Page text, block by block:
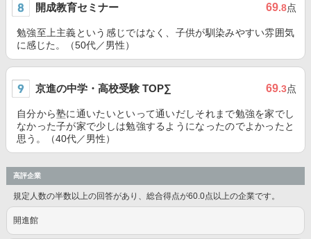
開成教育セミナー 69.8点
勉強至上主義という感じではなく、子供が馴染みやすい雰囲気
に感じた。（50代／男性）
京進の中学・高校受験 TOP∑ 69.3点
自分から塾に通いたいといって通いだしそれまで勉強を家でし
なかった子が家で少しは勉強するようになったのでよかったと
思う。（40代／男性）
高評企業
規定人数の半数以上の回答があり、総合得点が60.0点以上の企業です。
開進館